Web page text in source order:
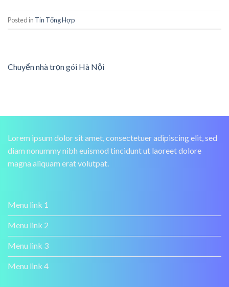
Posted in Tin Tổng Hợp
Chuyển nhà trọn gói Hà Nội
Lorem ipsum dolor sit amet, consectetuer adipiscing elit, sed
diam nonummy nibh euismod tincidunt ut laoreet dolore
magna aliquam erat volutpat.
Menu link 1
Menu link 2
Menu link 3
Menu link 4